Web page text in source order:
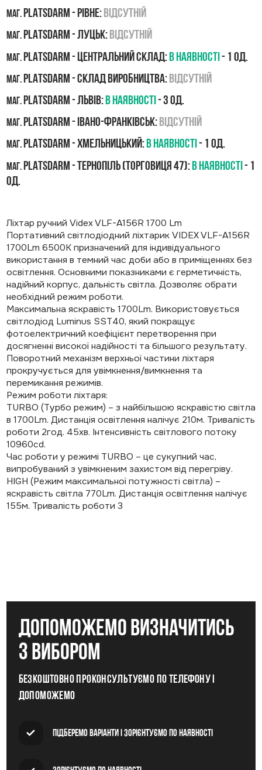
маг.PLATSDARM - Рівне:Відсутній
маг.PLATSDARM - Луцьк:Відсутній
маг.PLATSDARM - Центральний склад:В наявності- 1 од.
маг.PLATSDARM - Склад виробництва:Відсутній
маг.PLATSDARM - Львів:В наявності- 3 од.
маг.PLATSDARM - Івано-Франківськ:Відсутній
маг.PLATSDARM - Хмельницький:В наявності- 1 од.
маг.PLATSDARM - Тернопіль (Торговиця 47):В наявності- 1
од.
Ліхтар ручний Videx VLF-A156R 1700 Lm
Портативний світлодіодний ліхтарик VIDEX VLF-A156R
1700Lm 6500K призначений для індивідуального
використання в темний час доби або в приміщеннях без
освітлення. Основними показниками є герметичність,
надійний корпус, дальність світла. Дозволяє обрати
необхідний режим роботи.
Максимальна яскравість 1700Lm. Використовується
світлодіод Luminus SST40, який покращує
фотоелектричний коефіцієнт перетворення при
досягненні високої надійності та більшого результату.
Поворотний механізм верхньої частини ліхтаря
прокручується для увімкнення/вимкнення та
перемикання режимів.
Режим роботи ліхтаря:
TURBO (Турбо режим) – з найбільшою яскравістю світла
в 1700Lm. Дистанція освітлення налічує 210м. Тривалість
роботи 2год. 45хв. Інтенсивність світлового потоку
10960cd.
Час роботи у режимі TURBO – це сукупний час,
випробуваний з увімкненим захистом від перегріву.
HIGH (Режим максимальної потужності світла) –
яскравість світла 770Lm. Дистанція освітлення налічує
155м. Тривалість роботи 3
допоможемо визначитись
з вибором
Безкоштовно проконсультуємо по телефону і
допоможемо
Підберемо варіанти і зорієнтуємо по наявності